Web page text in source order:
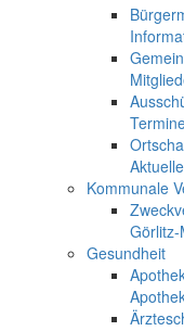
Kommunale
Gesundheit